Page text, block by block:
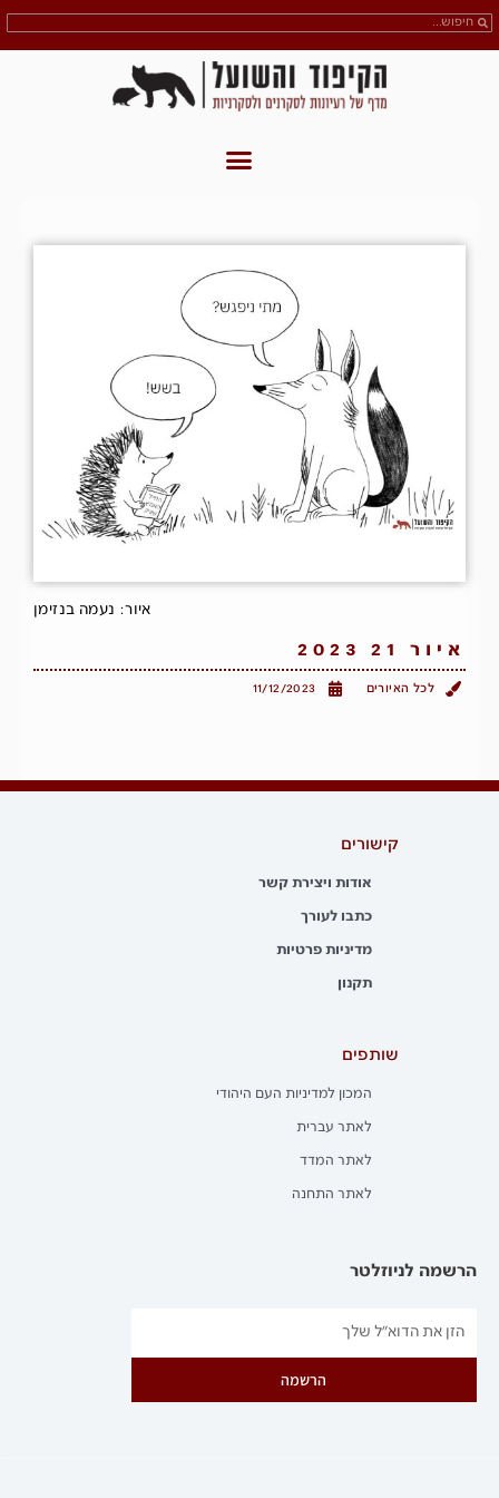
איור 21 2023
איור: נעמה בנזימן
לכל האיורים 11/12/2023
קישורים
אודות ויצירת קשר
כתבו לעורך
מדיניות פרטיות
תקנון
שותפים
המכון למדיניות העם היהודי
לאתר עברית
לאתר המדד
לאתר התחנה
הרשמה לניוזלטר
הרשמה